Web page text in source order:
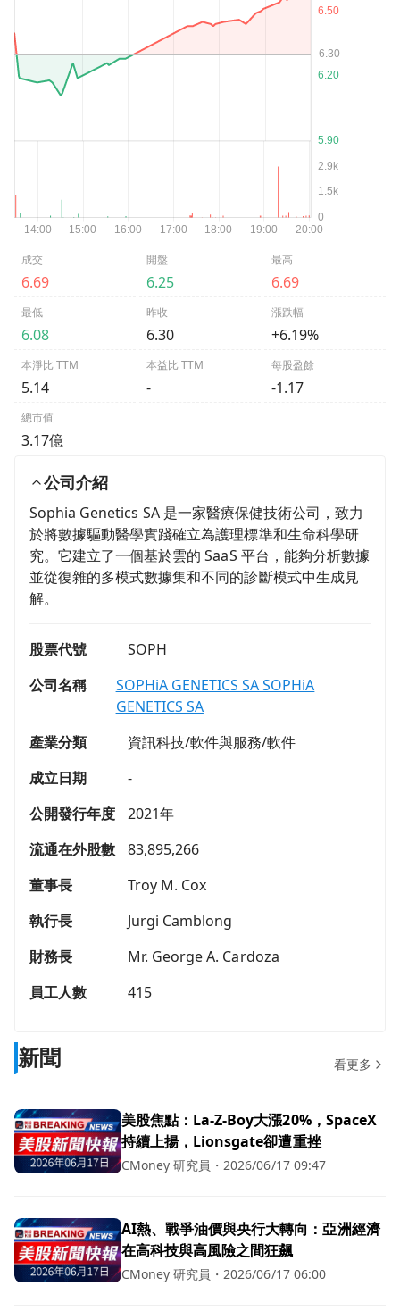
成交
6.69
開盤
6.25
最高
6.69
最低
6.08
昨收
6.30
漲跌幅
+6.19%
本淨比 TTM
5.14
本益比 TTM
-
每股盈餘
-1.17
總市值
3.17億
公司介紹
Sophia Genetics SA 是一家醫療保健技術公司，致力
於將數據驅動醫學實踐確立為護理標準和生命科學研
究。它建立了一個基於雲的 SaaS 平台，能夠分析數據
並從復雜的多模式數據集和不同的診斷模式中生成見
解。
股票代號
SOPH
公司名稱
SOPHiA GENETICS SA SOPHiA
GENETICS SA
產業分類
資訊科技/軟件與服務/軟件
成立日期
-
公開發行年度
2021年
流通在外股數
83,895,266
董事長
Troy M. Cox
執行長
Jurgi Camblong
財務長
Mr. George A. Cardoza
員工人數
415
新聞 看更多
美股焦點：La-Z-Boy大漲20%，SpaceX
持續上揚，Lionsgate卻遭重挫
CMoney 研究員 ・ 2026/06/17 09:47
AI熱、戰爭油價與央行大轉向：亞洲經濟
在高科技與高風險之間狂飆
CMoney 研究員 ・ 2026/06/17 06:00